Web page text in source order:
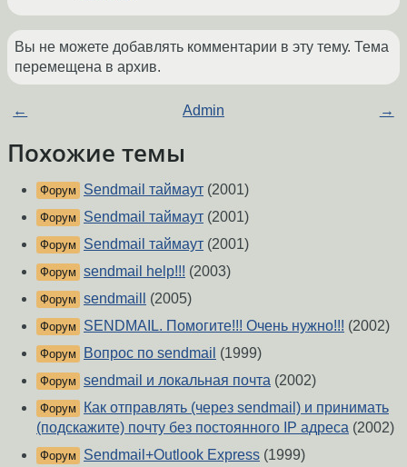
Вы не можете добавлять комментарии в эту тему. Тема
перемещена в архив.
← Admin →
Похожие темы
Форум Sendmail таймаут (2001)
Форум Sendmail таймаут (2001)
Форум Sendmail таймаут (2001)
Форум sendmail help!!! (2003)
Форум sendmaill (2005)
Форум SENDMAIL. Помогите!!! Очень нужно!!! (2002)
Форум Вопрос по sendmail (1999)
Форум sendmail и локальная почта (2002)
Форум
Как отправлять (через sendmail) и принимать
(подскажите) почту без постоянного IP адреса (2002)
Форум Sendmail+Outlook Express (1999)